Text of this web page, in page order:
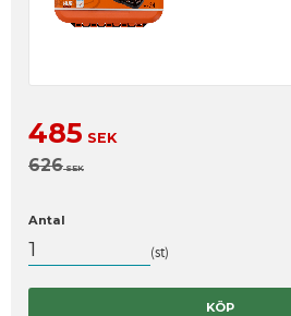
Nedsatt pris:
485 SEK
Ordinarie pris:
626SEK
Antal
st
KÖP